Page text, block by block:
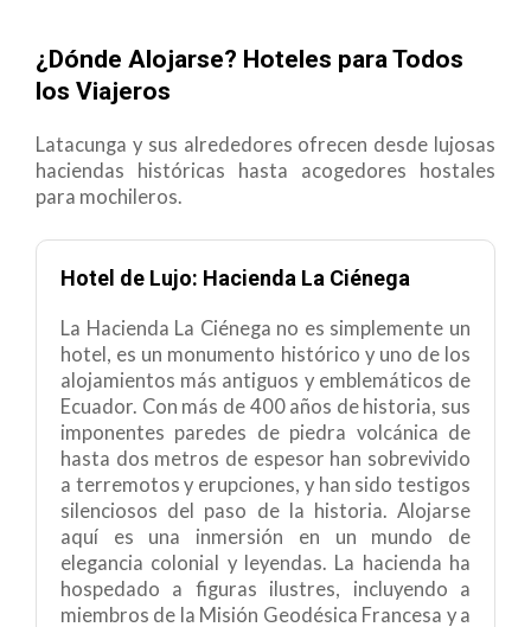
¿Dónde Alojarse? Hoteles para Todos
los Viajeros
Latacunga y sus alrededores ofrecen desde lujosas
haciendas históricas hasta acogedores hostales
para mochileros.
Hotel de Lujo: Hacienda La Ciénega
La Hacienda La Ciénega no es simplemente un
hotel, es un monumento histórico y uno de los
alojamientos más antiguos y emblemáticos de
Ecuador. Con más de 400 años de historia, sus
imponentes paredes de piedra volcánica de
hasta dos metros de espesor han sobrevivido
a terremotos y erupciones, y han sido testigos
silenciosos del paso de la historia. Alojarse
aquí es una inmersión en un mundo de
elegancia colonial y leyendas. La hacienda ha
hospedado a figuras ilustres, incluyendo a
miembros de la Misión Geodésica Francesa y a